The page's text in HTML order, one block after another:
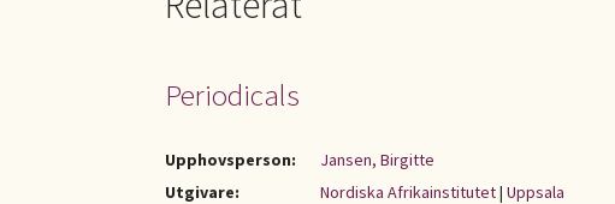
Periodicals
Upphovsperson:
Jansen, Birgitte
Utgivare:
Nordiska Afrikainstitutet| Uppsala